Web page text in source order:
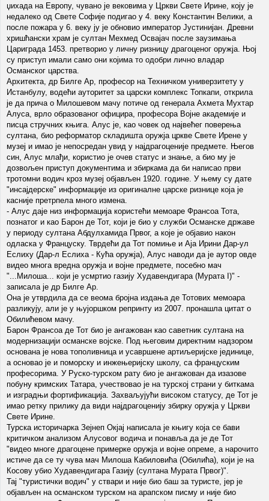
џихада на Европу, чувано је вековима у Цркви Свете Ирине, коју је
недалеко од Свете Софије подигао у 4. веку Константин Велики, а
после пожара у 6. веку ју је обновио император Јустинијан. Древни
хришћански храм је султан Мехмед Освајач после заузимања
Цариграда 1453. претворио у личну ризницу драгоценог оружја. Њој
су приступ имали само они којима то одобри лично владар
Османског царства.
Архитекта, др Билге Ар, професор на Техничком универзитету у
Истанбулу, водећи ауторитет за царски комплекс Топкапи, открила
је да прича о Милошевом мачу потиче од генерала Ахмета Мухтар
Алуса, врло образованог официра, професора Војне академије и
писца стручних књига. Алус је, као човек од највећег поверења
султана, био реформатор складишта оружја цркве Свете Ирене у
музеј и имао је непосредан увид у најдрагоценије предмете. Његов
син, Алус млађи, користио је очев статус и знање, а био му је
дозвољен приступ документима и збиркама да би написао први
тротомни водич кроз музеј објављен 1920. године. У њему су дате
"инсајдерске" информације из оригиналне царске ризнице која је
касније претрпела много измена.
- Алус даје низ информација користећи мемоаре Франсоа Тота,
познатог и као Барон де Тот, који је био у служби Османске државе
у периоду султана Абдулхамида Првог, а које је објавио након
одласка у Француску. Тврдећи да Тот помиње и Аја Ирини Дар-ул
Еслиху (Дар-л Еслиха - Кућа оружја), Алус наводи да је аутор овде
видео многа вредна оружја и војне предмете, посебно мач
"...Милоша... који је усмртио газију Худавендигара (Мурата I)" -
записала је др Билге Ар.
Она је утврдила да се веома бројна издања де Тотових мемоара
разликују, али је у њујоршком репринту из 2007. пронашла цитат о
Обилићевом мачу.
Барон Франсоа де Тот био је ангажован као саветник султана на
модернизацији османске војске. Под његовим директним надзором
основана је нова тополивница и усавршене артиљеријске јединице,
а основао је и поморску и инжењеријску школу, са француским
професорима. У Руско-турском рату био је ангажован да изазове
побуну кримских Татара, учествовао је на турској страни у биткама
и изградњи фортификација. Захваљујући високом статусу, де Тот је
имао ретку прилику да види најдрагоценију збирку оружја у Цркви
Свете Ирине.
Турска историчарка Зејнеп Окјај написала је књигу која се бави
критичком анализом Алусовог водича и понавља да је де Тот
"видео многе драгоцене примерке оружја и војне опреме, а нарочито
истиче да се ту чува мач Милоша Кабиловића (Обилића), који је на
Косову убио Худавендигара Газију (султана Мурата Првог)".
Тај "туристички водич" у ствари и није био баш за туристе, јер је
објављен на османском турском на арапском писму и није био